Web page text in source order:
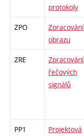
protokoly
ZPO
Zpracování
obrazu
ZRE
Zpracování
řečových
signálů
PP1
Projektová